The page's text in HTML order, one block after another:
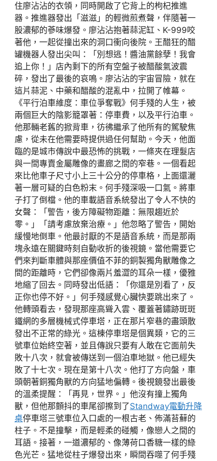
住廖沾沾的衣領，同時開啟了它背上的枸杞推進
器。推進器發出「滋滋」的輕微煎煮聲，伴隨著一
股濃郁的蔘味爆發。廖沾沾抱著蒜泥缸、K-999咬
著他，一起從撞出來的洞口衝向後院。王醋狂的醋
罐機器人發出尖叫：「別想逃！醬油黨餘孽！我會
追上你！」店內剩下的所有空盤子被醋酸氣波震
碎，發出了最後的哀鳴。廖沾沾的宇宙冒險，就在
這片蒜泥、中藥和醋酸的混亂中，拉開了帷幕。
《平行泊車維度：車位爭奪戰》何手殘的人生，被
兩個巨大的陰影籠罩著：停車費，以及平行泊車。
他那輛老舊的掀背車，彷彿繼承了他所有的駕駛焦
慮，從未在他需要時提供過任何幫助。今天，他面
臨的是城市傳說中最恐怖的挑戰，一條夾在理髮店
與一間專賣金屬雕像的畫廊之間的窄巷。一個看起
來比他車子尺寸小上三十公分的停車格，上面還灑
著一層可疑的白色粉末。何手殘深吸一口氣。將車
子打了倒檔。他的車載語音系統發出了令人不快的
女聲：「警告，後方障礙物距離：無限趨近於
零。」「請考慮放棄治療。」他忽略了警告，開始
緩慢地倒車。他最討厭的不是語音系統，而是那兩
塊永遠在關鍵時刻自動收折的後視鏡。當他需要它
們來判斷車體與那座價值不菲的銅製獨角獸雕像之
間的距離時，它們卻像兩片羞澀的耳朵一樣，優雅
地縮了回去。同時發出低語：「你還是別看了，反
正你也停不好。」何手殘感覺心臟快要跳出來了。
他轉頭看去，發現那座高聳入雲、覆蓋著鏽跡斑斑
鐵網的多層機械式停車塔，正在那片窄巷的盡頭散
發出不正常的綠光。這棟停車塔是個異類，它的三
號車位始終空著，並且傳說只要有人敢在它面前失
敗十八次，就會被傳送到一個泊車地獄。他已經失
敗了十七次。現在是第十八次。他打了方向盤，車
頭朝著銅獨角獸的方向猛地偏轉。後視鏡發出最後
的溫柔提醒：「再見，世界。」他沒有撞上獨角
獸，但他那顫抖的車尾卻擦到了Standway電動升降
桌停車塔三號車位入口處的一根古老、佈滿苔蘚的
柱子。不是撞擊，而是輕柔的碰觸，像戀人之間的
耳語。接著，一道濃郁的、像薄荷口香糖一樣的綠
色光芒。猛地從柱子爆發出來，瞬間吞噬了何手殘